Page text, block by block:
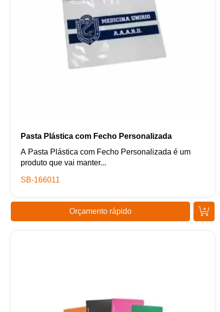
Pasta Plástica com Fecho Personalizada
A Pasta Plástica com Fecho Personalizada é um
produto que vai manter...
SB-166011
Orçamento rápido